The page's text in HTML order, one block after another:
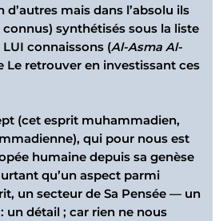
mais dans l’absolu ils
synthétisés sous la liste
connaissons (Al-Asma Al-
Le retrouver en investissant ces
(cet esprit muhammadien,
qui pour nous est
humaine depuis sa genèse
qu’un aspect parmi
un secteur de Sa Pensée — un
un détail ; car rien ne nous